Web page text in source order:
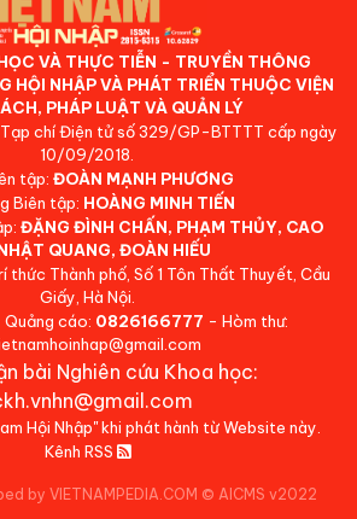
VÀ THỰC TIỄN - TRUYỀN THÔNG
HỘI NHẬP VÀ PHÁT TRIỂN THUỘC VIỆN
PHÁP LUẬT VÀ QUẢN LÝ
chí Điện tử số 329/GP-BTTTT cấp ngày
10/09/2018.
tập: ĐOÀN MẠNH PHƯƠNG
Biên tập: HOÀNG MINH TIẾN
ĐẶNG ĐÌNH CHẤN, PHẠM THỦY, CAO
QUANG, ĐOÀN HIẾU
thức Thành phố, Số 1 Tôn Thất Thuyết, Cầu
Giấy, Hà Nội.
cáo: 0826166777 - Hòm thư:
bài Nghiên cứu Khoa học:
Hội Nhập" khi phát hành từ Website này.
Kênh RSS
by VIETNAMPEDIA.COM © AICMS v2022